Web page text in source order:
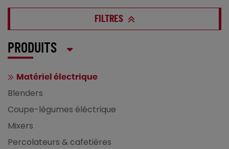
FILTRES
PRODUITS
Matériel électrique
Blenders
Coupe-légumes éléctrique
Mixers
Percolateurs & cafetières